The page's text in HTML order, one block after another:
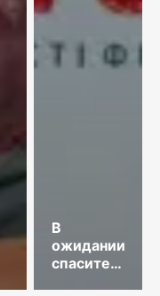
В
ожидании
спасительного